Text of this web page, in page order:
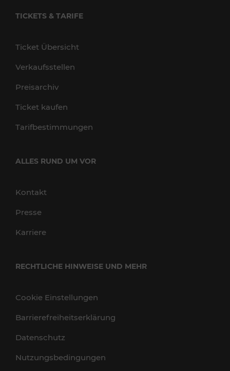
TICKETS & TARIFE
Ticket Übersicht
Verkaufsstellen
Preisarchiv
Ticket kaufen
Tarifbestimmungen
ALLES RUND UM VOR
Kontakt
Presse
Karriere
RECHTLICHE HINWEISE UND MEHR
Cookie Einstellungen
Barrierefreiheitserklärung
Datenschutz
Nutzungsbedingungen